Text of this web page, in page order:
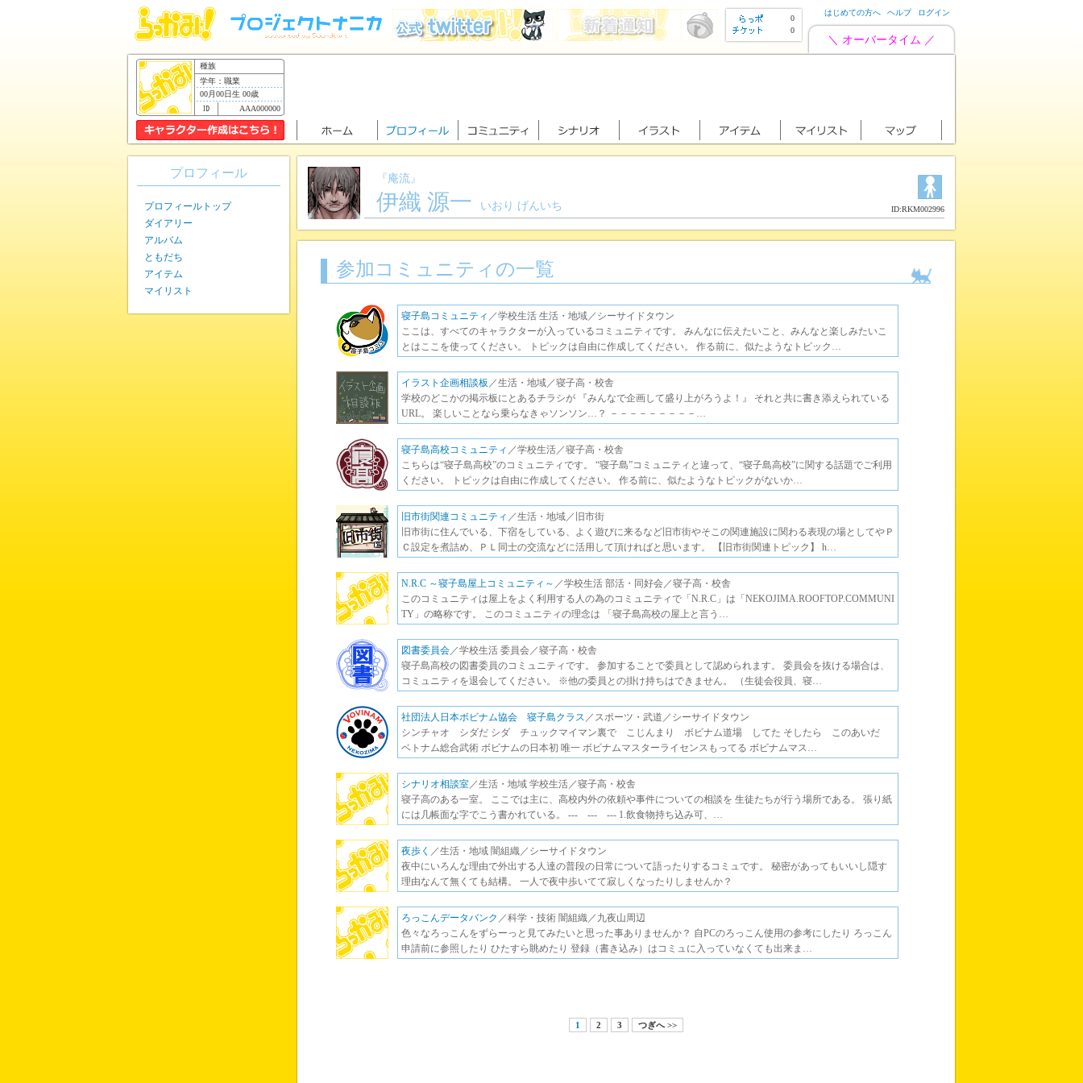
0
0
はじめての方へ ヘルプ ログイン
＼ オーバータイム ／
種族
学年：職業
00月00日生 00歳
AAA000000
『庵流』
伊織 源一 いおり げんいち ID:RKM002996
参加コミュニティの一覧
寝子島コミュニティ ／学校生活 生活・地域／シーサイドタウン
ここは、すべてのキャラクターが入っているコミュニティです。 みんなに伝えたいこと、みんなと楽しみたいこ
とはここを使ってください。 トピックは自由に作成してください。 作る前に、似たようなトピック…
イラスト企画相談板 ／生活・地域／寝子高・校舎
学校のどこかの掲示板にとあるチラシが 『みんなで企画して盛り上がろうよ！』 それと共に書き添えられている
URL。 楽しいことなら乗らなきゃソンソン…？ －－－－－－－－－…
寝子島高校コミュニティ ／学校生活／寝子高・校舎
こちらは“寝子島高校”のコミュニティです。 “寝子島”コミュニティと違って、“寝子島高校”に関する話題でご利用
ください。 トピックは自由に作成してください。 作る前に、似たようなトピックがないか…
旧市街関連コミュニティ ／生活・地域／旧市街
旧市街に住んでいる、下宿をしている、よく遊びに来るなど旧市街やそこの関連施設に関わる表現の場としてやＰ
Ｃ設定を煮詰め、ＰＬ同士の交流などに活用して頂ければと思います。 【旧市街関連トピック】 h…
N.R.C ～寝子島屋上コミュニティ～ ／学校生活 部活・同好会／寝子高・校舎
このコミュニティは屋上をよく利用する人の為のコミュニティで「N.R.C」は「NEKOJIMA.ROOFTOP.COMMUNI
TY」の略称です。 このコミュニティの理念は 「寝子島高校の屋上と言う…
図書委員会／学校生活 委員会／寝子高・校舎
寝子島高校の図書委員のコミュニティです。 参加することで委員として認められます。 委員会を抜ける場合は、
コミュニティを退会してください。 ※他の委員との掛け持ちはできません。 （生徒会役員、寝…
社団法人日本ボビナム協会 寝子島クラス ／スポーツ・武道／シーサイドタウン
シンチャオ シダだ シダ チュックマイマン裏で こじんまり ボビナム道場 してた そしたら このあいだ
ベトナム総合武術 ボビナムの日本初 唯一 ボビナムマスターライセンスもってる ボビナムマス…
シナリオ相談室／生活・地域 学校生活／寝子高・校舎
寝子高のある一室。 ここでは主に、高校内外の依頼や事件についての相談を 生徒たちが行う場所である。 張り紙
には几帳面な字でこう書かれている。 --- --- --- 1.飲食物持ち込み可、…
夜歩く ／生活・地域 闇組織／シーサイドタウン
夜中にいろんな理由で外出する人達の普段の日常について語ったりするコミュです。 秘密があってもいいし隠す
理由なんて無くても結構。 一人で夜中歩いてて寂しくなったりしませんか？
ろっこんデータバンク ／科学・技術 闇組織／九夜山周辺
色々なろっこんをずらーっと見てみたいと思った事ありませんか？ 自PCのろっこん使用の参考にしたり ろっこん
申請前に参照したり ひたすら眺めたり 登録（書き込み）はコミュに入っていなくても出来ま…
1 2 3 つぎへ >>
プロフィール
プロフィールトップ
ダイアリー
アルバム
ともだち
アイテム
マイリスト